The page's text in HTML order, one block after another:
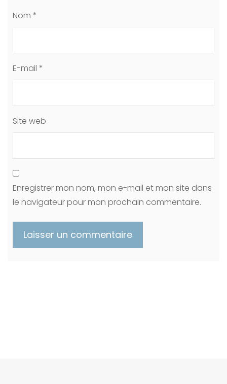
Nom *
E-mail *
Site web
Enregistrer mon nom, mon e-mail et mon site dans
le navigateur pour mon prochain commentaire.